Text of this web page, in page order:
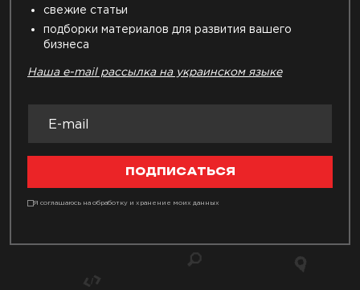
свежие статьи
подборки материалов для развития вашего
бизнеса
Наша e-mail рассылка на украинском языке
ПОДПИСАТЬСЯ
Я соглашаюсь на обработку и хранение моих данных